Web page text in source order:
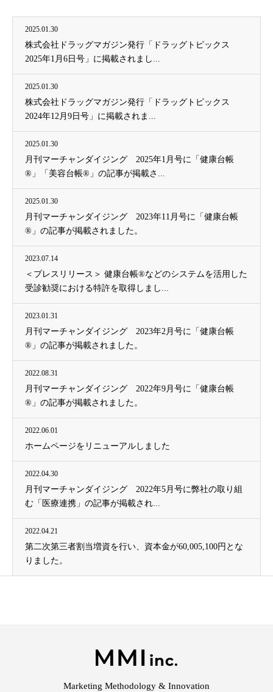
2025.01.30
株式会社ドラッグマガジン発行「ドラッグトピックス
2025年1月6日号」に掲載されまし...
2025.01.30
株式会社ドラッグマガジン発行「ドラッグトピックス
2024年12月9日号」に掲載されま...
2025.01.30
月刊マーチャンダイジング 2025年1月号に「健康台帳
®」「美容台帳®」の記事が掲載さ...
2025.01.30
月刊マーチャンダイジング 2023年11月号に「健康台帳
®」の記事が掲載されました。
2023.07.14
＜プレスリリース＞ 健康台帳®などのシステムを活用した
受診勧奨における特許を取得しまし...
2023.01.31
月刊マーチャンダイジング 2023年2月号に「健康台帳
®」の記事が掲載されました。
2022.08.31
月刊マーチャンダイジング 2022年9月号に「健康台帳
®」の記事が掲載されました。
2022.06.01
ホームページをリニューアルしました
2022.04.30
月刊マーチャンダイジング 2022年5月号に弊社の取り組
む「医療連携」の記事が掲載され...
2022.04.21
第二次第三者割当増資を行い、資本金が60,005,100円とな
りました。
Marketing Methodology & Innovation